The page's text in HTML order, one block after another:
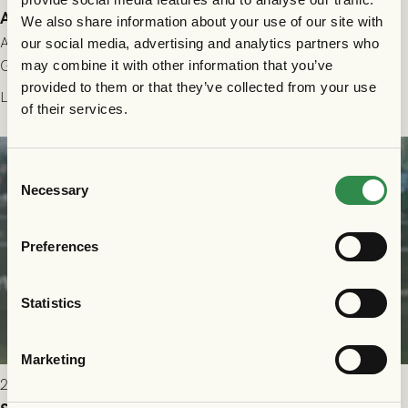
We also share information about your use of our site with
our social media, advertising and analytics partners who
may combine it with other information that you’ve
provided to them or that they’ve collected from your use
of their services.
Consent
Selection
Necessary
Preferences
Statistics
Marketing
Allt du behöver veta inför GAIS - Halmstads BK 26/7
All evenemangsinformation du kan behöva inför ditt besök på
Gamla Ullevi och matchen mellan GAIS och Halmstads BK i
Allsvenskan! Avspark kl 16.30 på söndag 26/7.
Läs mer
2026-07-24 16:40